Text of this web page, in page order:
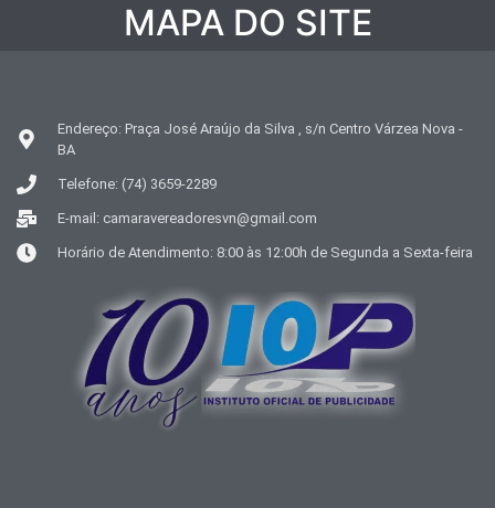
MAPA DO SITE
Endereço: Praça José Araújo da Silva , s/n Centro Várzea Nova -
BA
Telefone: (74) 3659-2289
E-mail: camaravereadoresvn@gmail.com
Horário de Atendimento: 8:00 às 12:00h de Segunda a Sexta-feira